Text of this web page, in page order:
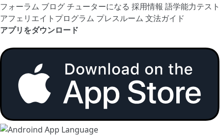
フォーラム ブログチューターになる 採用情報 語学能力テスト
アフェリエイトプログラム プレスルーム 文法ガイド
アプリをダウンロード